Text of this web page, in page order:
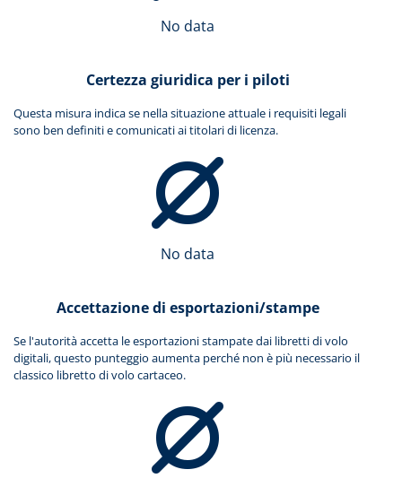
No data
Certezza giuridica per i piloti
Questa misura indica se nella situazione attuale i requisiti legali
sono ben definiti e comunicati ai titolari di licenza.
No data
Accettazione di esportazioni/stampe
Se l'autorità accetta le esportazioni stampate dai libretti di volo
digitali, questo punteggio aumenta perché non è più necessario il
classico libretto di volo cartaceo.